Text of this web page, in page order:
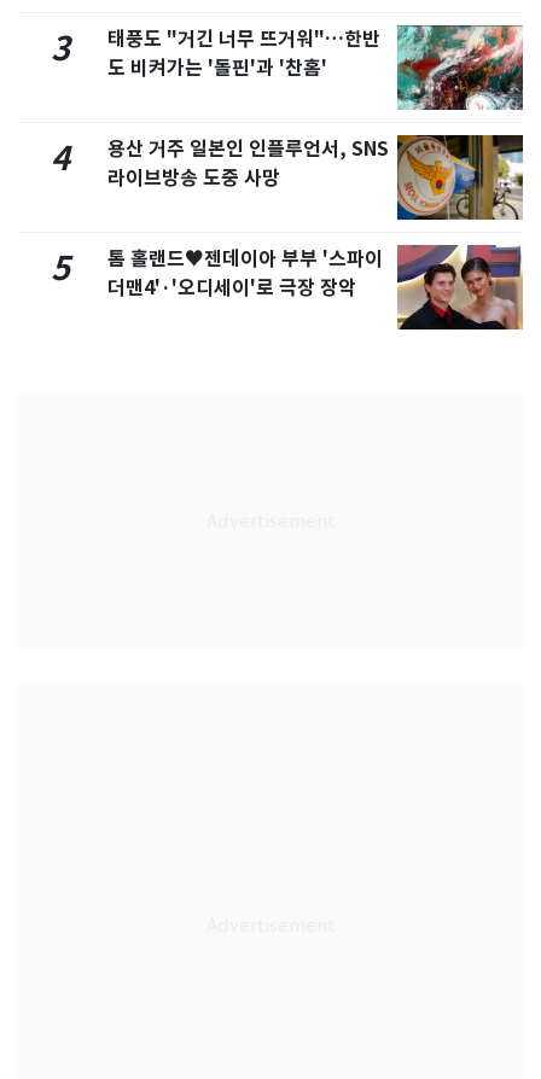
3
태풍도 "거긴 너무 뜨거워"…한반
도 비켜가는 '돌핀'과 '찬홈'
4
용산 거주 일본인 인플루언서, SNS
라이브방송 도중 사망
5
톰 홀랜드♥젠데이아 부부 '스파이
더맨4'·'오디세이'로 극장 장악